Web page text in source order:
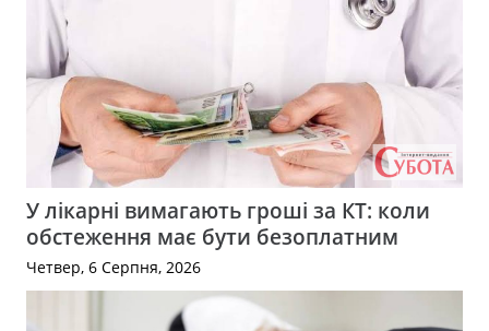
У лікарні вимагають гроші за КТ: коли
обстеження має бути безоплатним
Четвер, 6 Серпня, 2026